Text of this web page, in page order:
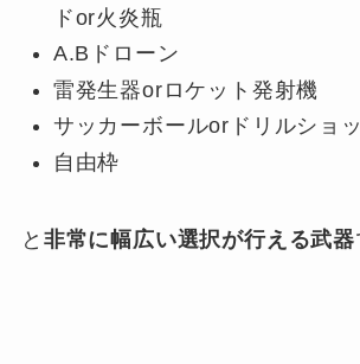
ドor火炎瓶
A.Bドローン
雷発生器orロケット発射機
サッカーボールorドリルショ
自由枠
と 非常に幅広い選択が行える武器